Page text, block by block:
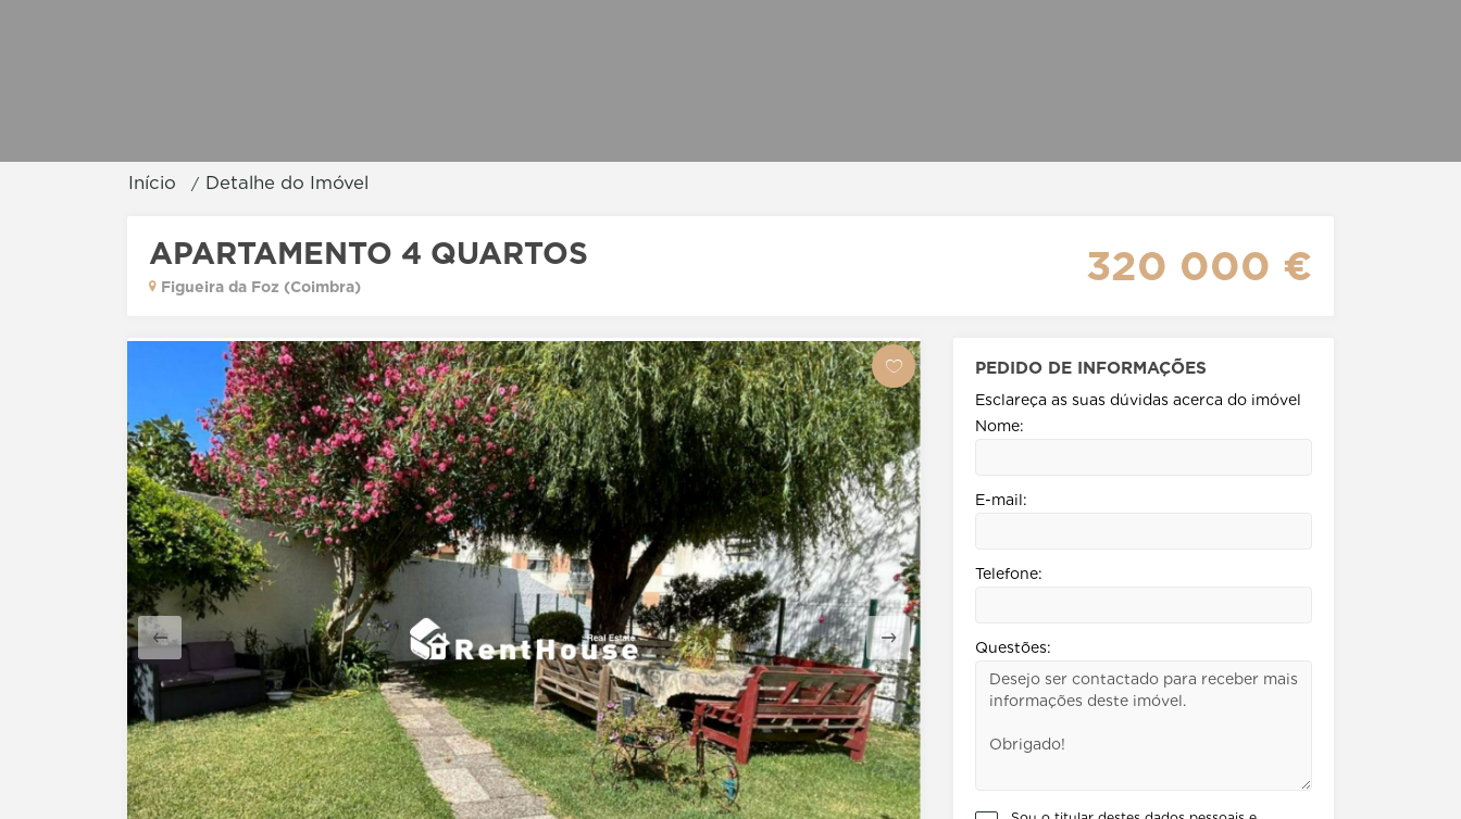
Início Detalhe do Imóvel
APARTAMENTO 4 QUARTOS
Figueira da Foz (Coimbra) 320 000 €
PEDIDO DE INFORMAÇÕES
Esclareça as suas dúvidas acerca do imóvel
Nome:
E-mail:
Telefone:
Questões: